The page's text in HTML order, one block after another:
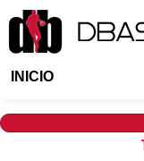
INICIO